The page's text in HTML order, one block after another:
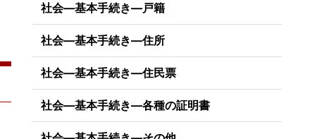
社会―基本手続き―戸籍
社会―基本手続き―住所
社会―基本手続き―住民票
社会―基本手続き―各種の証明書